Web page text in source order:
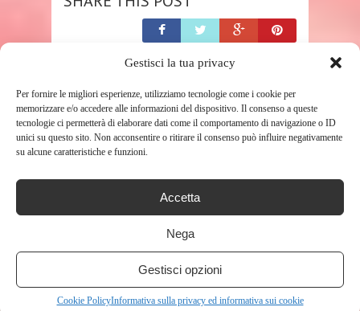
Gestisci la tua privacy
Per fornire le migliori esperienze, utilizziamo tecnologie come i cookie per
memorizzare e/o accedere alle informazioni del dispositivo. Il consenso a queste
tecnologie ci permetterà di elaborare dati come il comportamento di navigazione o ID
unici su questo sito. Non acconsentire o ritirare il consenso può influire negativamente
su alcune caratteristiche e funzioni.
Accetta
Nega
Gestisci opzioni
Cookie PolicyInformativa sulla privacy ed informativa sui cookie
RELATED POSTS
CYCLINGCOLORS 2X CAMERA